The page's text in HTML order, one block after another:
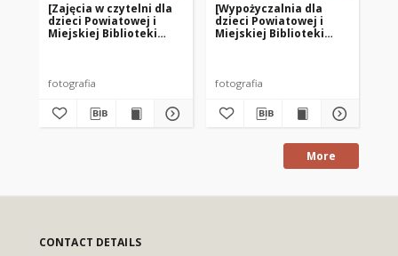
[Zajęcia w czytelni dla
dzieci Powiatowej i
Miejskiej Biblioteki
fotografia
[Wypożyczalnia dla
dzieci Powiatowej i
Miejskiej Biblioteki
fotografia
More
CONTACT DETAILS